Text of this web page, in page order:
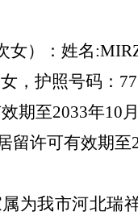
女）：姓名
女 ，护照号码：
期至2033年10
留许可有效期
为我市河北瑞